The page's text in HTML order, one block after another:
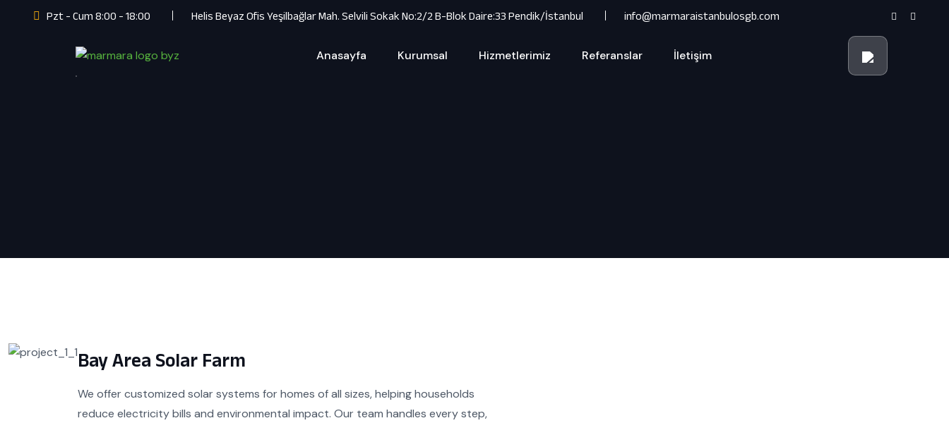
Pzt - Cum 8:00 - 18:00 Helis Beyaz Ofis Yeşilbağlar Mah. Selvili Sokak No:2/2 B-Blok Daire:33 Pendik/İstanbul info@marmaraistanbulosgb.com
Anasayfa Kurumsal Hizmetlerimiz Referanslar İletişim
Bay Area Solar Farm
We offer customized solar systems for homes of all sizes, helping households
reduce electricity bills and environmental impact. Our team handles every step,